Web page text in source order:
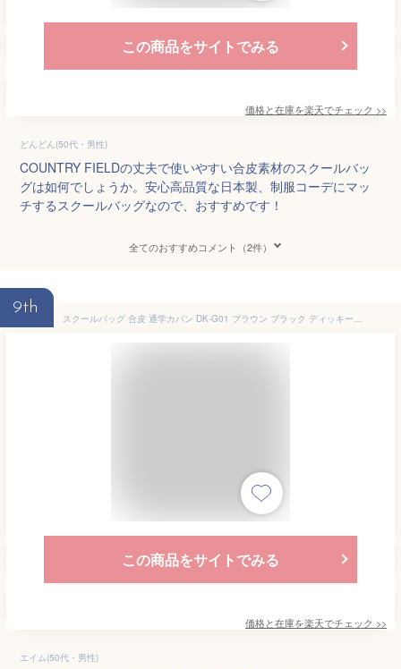
この商品をサイトでみる
価格と在庫を楽天でチェック >>
どんどん(50代・男性)
COUNTRY FIELDの丈夫で使いやすい合皮素材のスクールバッ
グは如何でしょうか。安心高品質な日本製、制服コーデにマッ
チするスクールバッグなので、おすすめです！
全てのおすすめコメント（2件）
9th
スクールバッグ 合皮 通学カバン DK-G01 ブラウン ブラック ディッキーズ（Dickies）(スクールバック/合皮/スクバ/バッグ/スクール/男子/メンズ/女子/レディース/ブランド/人気/通学/カバン/中学生/高校生/学生/入学/定番/黒/茶/最強配送)(店頭受取対応商品)
この商品をサイトでみる
価格と在庫を楽天でチェック >>
エイム(50代・男性)